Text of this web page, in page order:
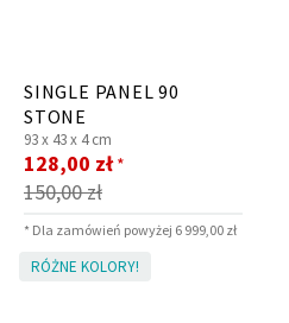
SINGLE PANEL 90
STONE
93 x 43 x 4 cm
150,00 zł
Cena
promocyjna
128,00 zł *
* Dla zamówień powyżej 6 999,00 zł
RÓŻNE KOLORY!